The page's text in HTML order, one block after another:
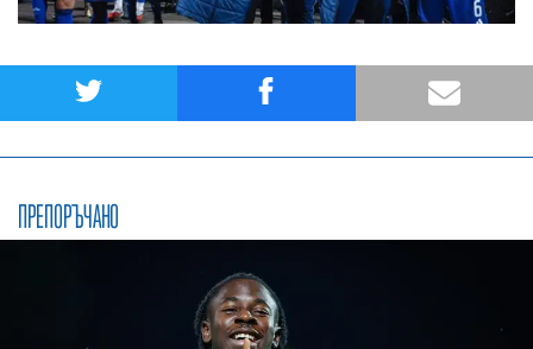
ПРЕПОРЪЧАНО